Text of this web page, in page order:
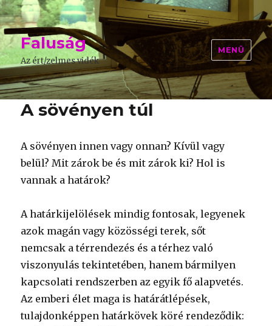
Faluság
Az ért/zelmes vidék
MENÜ
A sövényen túl
A sövényen innen vagy onnan? Kívül vagy
belül? Mit zárok be és mit zárok ki? Hol is
vannak a határok?
A határkijelölések mindig fontosak, legyenek
azok magán vagy közösségi terek, sőt
nemcsak a térrendezés és a térhez való
viszonyulás tekintetében, hanem bármilyen
kapcsolati rendszerben az egyik fő alapvetés.
Az emberi élet maga is határátlépések,
tulajdonképpen határkövek köré rendeződik: